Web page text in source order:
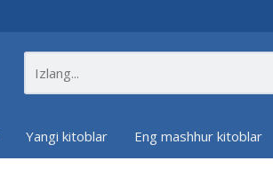
Yangi kitoblar Eng mashhur kitoblar